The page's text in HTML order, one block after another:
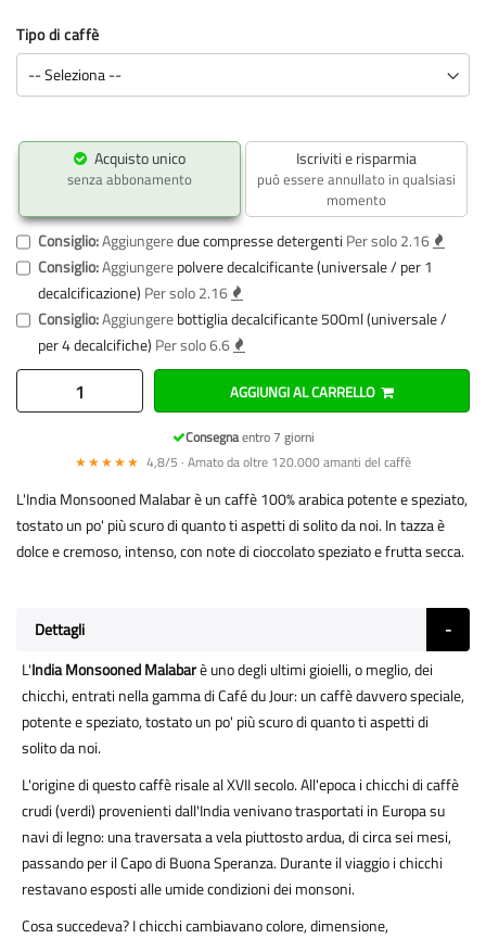
Tipo di caffè
Acquisto unico
senza abbonamento
Iscriviti e risparmia
può essere annullato in qualsiasi
momento
Consiglio:Aggiungeredue compresse detergenti Per solo 2.16
Consiglio:Aggiungerepolvere decalcificante (universale / per 1
decalcificazione) Per solo 2.16
Consiglio:Aggiungerebottiglia decalcificante 500ml (universale /
per 4 decalcifiche) Per solo 6.6
AGGIUNGI AL CARRELLO
Consegnaentro 7 giorni
★★★★★ 4,8/5 · Amato da oltre 120.000 amanti del caffè
L'India Monsooned Malabar è un caffè 100% arabica potente e speziato,
tostato un po' più scuro di quanto ti aspetti di solito da noi. In tazza è
dolce e cremoso, intenso, con note di cioccolato speziato e frutta secca.
Dettagli
L'IndiaMonsoonedMalabarè uno degli ultimi gioielli, o meglio, dei
chicchi, entrati nella gamma di Café du Jour: un caffè davvero speciale,
potente e speziato, tostato un po' più scuro di quanto ti aspetti di
solito da noi.
L'origine di questo caffè risale al XVII secolo. All'epoca i chicchi di caffè
crudi (verdi) provenienti dall'India venivano trasportati in Europa su
navi di legno: una traversata a vela piuttosto ardua, di circa sei mesi,
passando per il Capo di Buona Speranza. Durante il viaggio i chicchi
restavano esposti alle umide condizioni dei monsoni.
Cosa succedeva? I chicchi cambiavano colore, dimensione,